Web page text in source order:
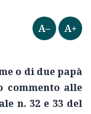
A– A+
o di due papà
commento alle
n. 32 e 33 del